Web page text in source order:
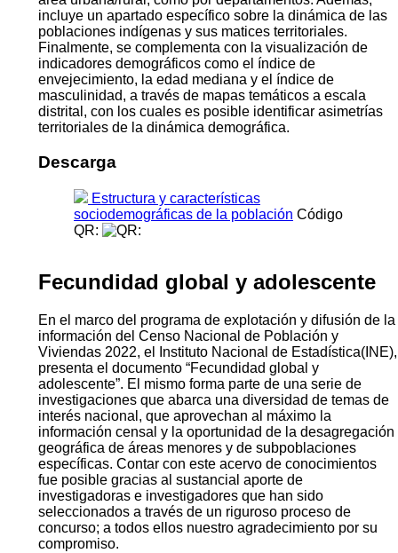
incluye un apartado específico sobre la dinámica de las
poblaciones indígenas y sus matices territoriales.
Finalmente, se complementa con la visualización de
indicadores demográficos como el índice de
envejecimiento, la edad mediana y el índice de
masculinidad, a través de mapas temáticos a escala
distrital, con los cuales es posible identificar asimetrías
territoriales de la dinámica demográfica.
Descarga
Estructura y características
sociodemográficas de la población Código
QR:
Fecundidad global y adolescente
En el marco del programa de explotación y difusión de la
información del Censo Nacional de Población y
Viviendas 2022, el Instituto Nacional de Estadística(INE),
presenta el documento “Fecundidad global y
adolescente”. El mismo forma parte de una serie de
investigaciones que abarca una diversidad de temas de
interés nacional, que aprovechan al máximo la
información censal y la oportunidad de la desagregación
geográfica de áreas menores y de subpoblaciones
específicas. Contar con este acervo de conocimientos
fue posible gracias al sustancial aporte de
investigadoras e investigadores que han sido
seleccionados a través de un riguroso proceso de
concurso; a todos ellos nuestro agradecimiento por su
compromiso.